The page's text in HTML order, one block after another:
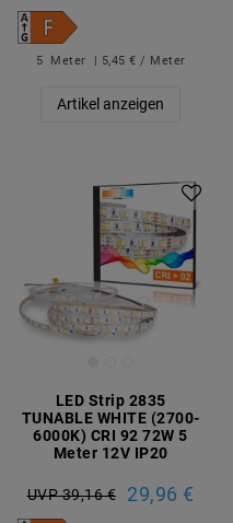
5 Meter | 5,45 € / Meter
Artikel anzeigen
LED Strip 2835
TUNABLE WHITE (2700-
6000K) CRI 92 72W 5
Meter 12V IP20
UVP 39,16 € 29,96 €